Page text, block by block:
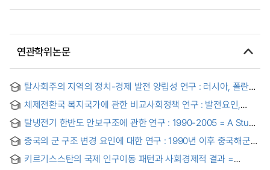
연관학위논문
탈사회주의 지역의 정치-경제 발전 양립성 연구 : 러시아, 폴란드
사례
체제전환국 복지국가에 관한 비교사회정책 연구 : 발전요인,
발전단계, 그리고 체제성격을 중심으로
탈냉전기 한반도 안보구조에 관한 연구 : 1990-2005 = A Study
on the Security Complexes on the Korean Peninsula in the
Post-Cold War Era : 1990-2005
중국의 군 구조 변경 요인에 대한 연구 : 1990년 이후 중국해군의
부상을 중심으로
키르기스스탄의 국제 인구이동 패턴과 사회경제적 결과 =